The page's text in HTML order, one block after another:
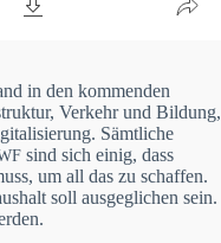
in den kommenden
Verkehr und Bildung,
Sämtliche
sind sich einig, dass
um all das zu schaffen.
soll ausgeglichen sein.